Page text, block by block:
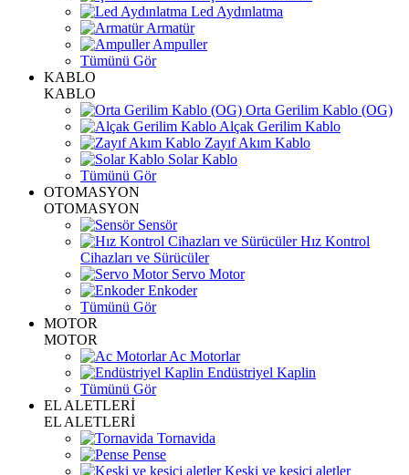
Led Aydınlatma
Armatür
Ampuller
Tümünü Gör
KABLO
KABLO
Orta Gerilim Kablo (OG)
Alçak Gerilim Kablo
Zayıf Akım Kablo
Solar Kablo
Tümünü Gör
OTOMASYON
OTOMASYON
Sensör
Hız Kontrol
Cihazları ve Sürücüler
Servo Motor
Enkoder
Tümünü Gör
MOTOR
MOTOR
Ac Motorlar
Endüstriyel Kaplin
Tümünü Gör
EL ALETLERİ
EL ALETLERİ
Tornavida
Pense
Keski ve kesici aletler